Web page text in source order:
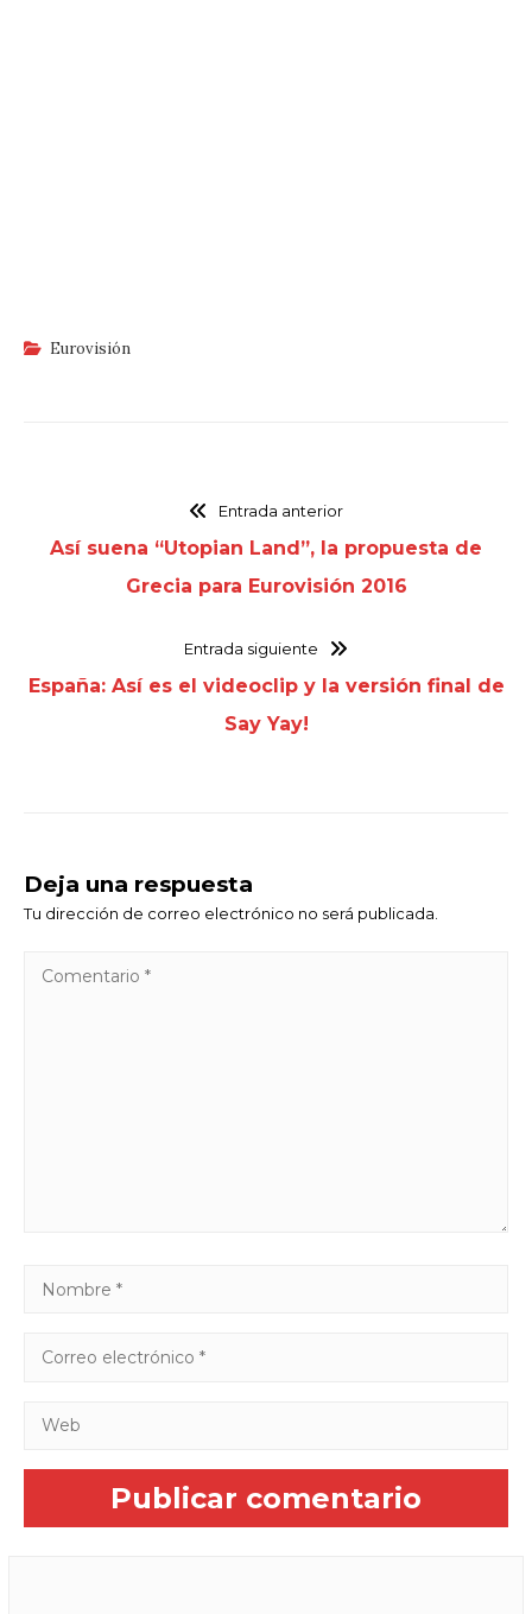
Eurovisión
Entrada anterior
Así suena “Utopian Land”, la propuesta de
Grecia para Eurovisión 2016
Entrada siguiente
España: Así es el videoclip y la versión final de
Say Yay!
Deja una respuesta
Tu dirección de correo electrónico no será publicada.